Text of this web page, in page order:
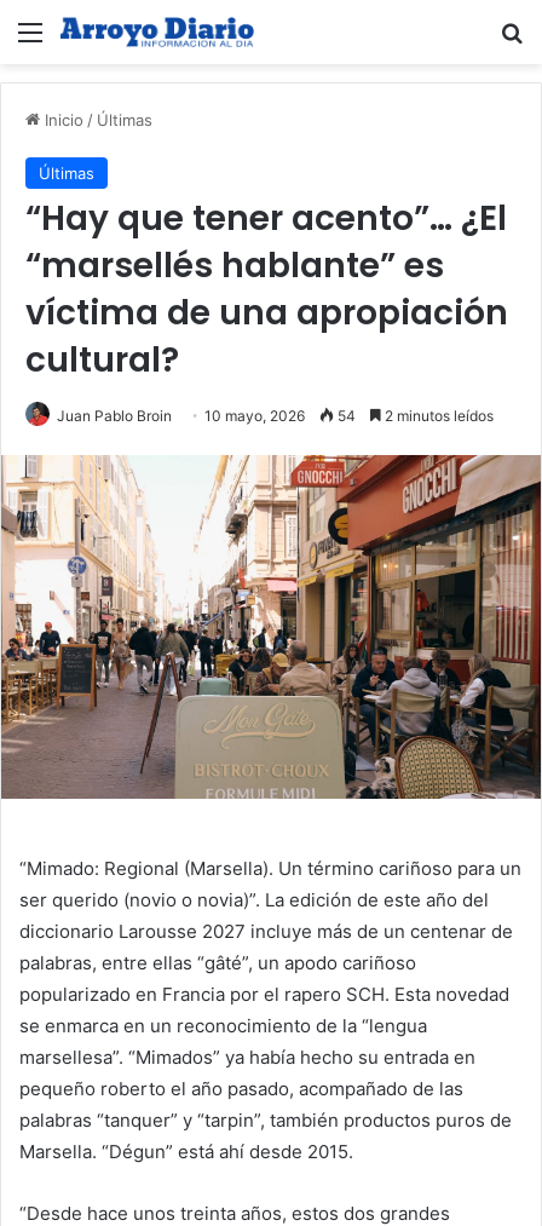
Menú
Inicio / Últimas
Últimas
“Hay que tener acento”… ¿El
“marsellés hablante” es
víctima de una apropiación
cultural?
Juan Pablo Broin 10 mayo, 2026 54 2 minutos leídos
“Mimado: Regional (Marsella). Un término cariñoso para un
ser querido (novio o novia)”. La edición de este año del
diccionario Larousse 2027 incluye más de un centenar de
palabras, entre ellas “gâté”, un apodo cariñoso
popularizado en Francia por el rapero SCH. Esta novedad
se enmarca en un reconocimiento de la “lengua
marsellesa”. “Mimados” ya había hecho su entrada en
pequeño roberto el año pasado, acompañado de las
palabras “tanquer” y “tarpin”, también productos puros de
Marsella. “Dégun” está ahí desde 2015.
“Desde hace unos treinta años, estos dos grandes